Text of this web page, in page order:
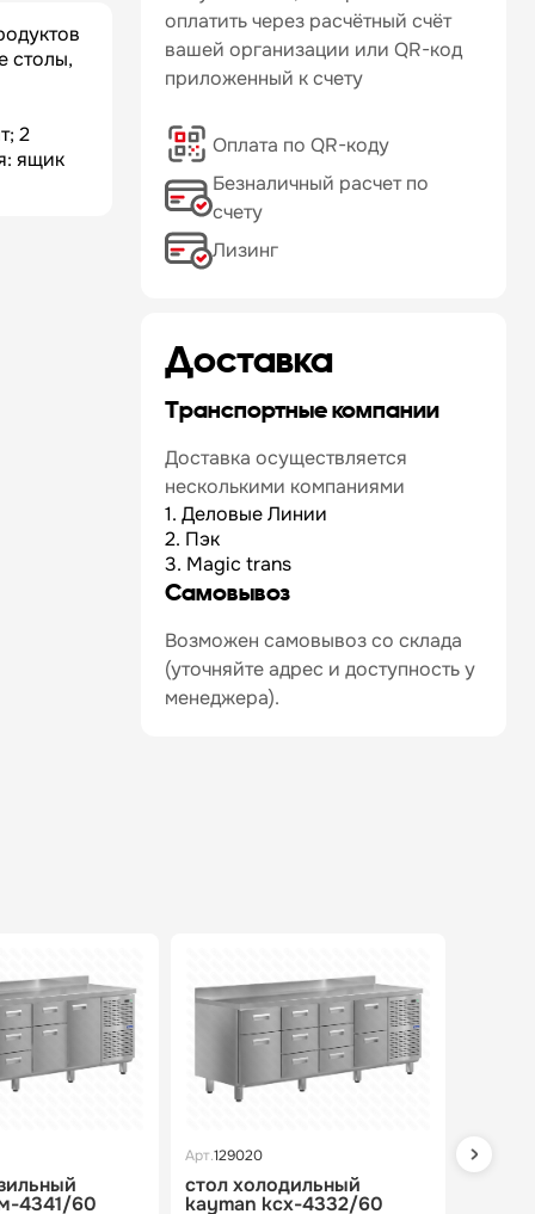
оплатить через расчётный счёт
вашей организации или QR-код
приложенный к счету
Оплата по QR-коду
Безналичный расчет по
счету
Лизинг
Доставка
Транспортные компании
Доставка осуществляется
несколькими компаниями
1. Деловые Линии
2. Пэк
3. Magic trans
Самовывоз
Возможен самовывоз со склада
(уточняйте адрес и доступность у
менеджера).
столы,
2
ящик
4341/60
Арт.129020
стол холодильный
kayman kсх-4332/60
Арт.